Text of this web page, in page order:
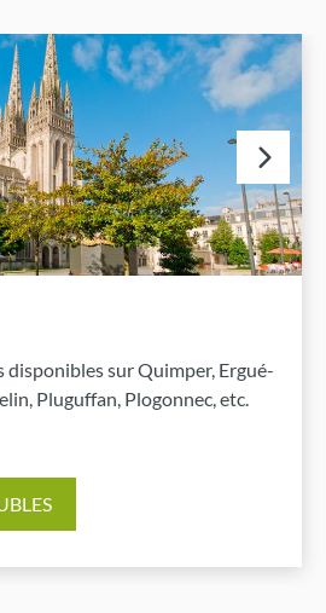
disponibles sur Quimper, Ergué-
Pluguffan, Plogonnec, etc.